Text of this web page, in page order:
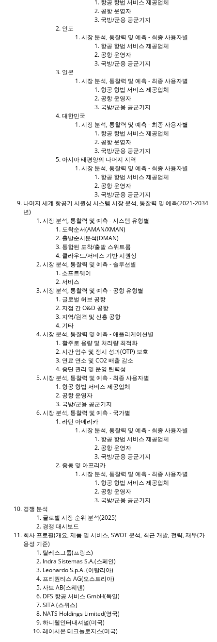
항공 항법 서비스 제공업체
공항 운영자
국방/군용 공군기지
인도
시장 분석, 통찰력 및 예측 - 최종 사용자별
항공 항법 서비스 제공업체
공항 운영자
국방/군용 공군기지
일본
시장 분석, 통찰력 및 예측 - 최종 사용자별
항공 항법 서비스 제공업체
공항 운영자
국방/군용 공군기지
대한민국
시장 분석, 통찰력 및 예측 - 최종 사용자별
항공 항법 서비스 제공업체
공항 운영자
국방/군용 공군기지
아시아 태평양의 나머지 지역
시장 분석, 통찰력 및 예측 - 최종 사용자별
항공 항법 서비스 제공업체
공항 운영자
국방/군용 공군기지
나머지 세계 항공기 시퀀싱 시스템 시장 분석, 통찰력 및 예측(2021-2034
년)
시장 분석, 통찰력 및 예측 - 시스템 유형별
도착순서(AMAN/XMAN)
출발순서분석(DMAN)
통합된 도착/출발 스위트룸
클라우드/서비스 기반 시퀀싱
시장 분석, 통찰력 및 예측 - 솔루션별
소프트웨어
서비스
시장 분석, 통찰력 및 예측 - 공항 유형별
글로벌 허브 공항
지점 간 O&D 공항
지역/원격 및 신흥 공항
기타
시장 분석, 통찰력 및 예측 - 애플리케이션별
활주로 용량 및 처리량 최적화
시간 엄수 및 정시 성과(OTP) 보호
연료 연소 및 CO2 배출 감소
중단 관리 및 운영 탄력성
시장 분석, 통찰력 및 예측 - 최종 사용자별
항공 항법 서비스 제공업체
공항 운영자
국방/군용 공군기지
시장 분석, 통찰력 및 예측 - 국가별
라틴 아메리카
시장 분석, 통찰력 및 예측 - 최종 사용자별
항공 항법 서비스 제공업체
공항 운영자
국방/군용 공군기지
중동 및 아프리카
시장 분석, 통찰력 및 예측 - 최종 사용자별
항공 항법 서비스 제공업체
공항 운영자
국방/군용 공군기지
경쟁 분석
글로벌 시장 순위 분석(2025)
경쟁 대시보드
회사 프로필(개요, 제품 및 서비스, SWOT 분석, 최근 개발, 전략, 재무(가
용성 기준)
탈레스그룹(프랑스)
Indra Sistemas S.A.(스페인)
Leonardo S.p.A. (이탈리아)
프리퀀티스 AG(오스트리아)
사브 AB(스웨덴)
DFS 항공 서비스 GmbH(독일)
SITA (스위스)
NATS Holdings Limited(영국)
하니웰인터내셔널(미국)
레이시온 테크놀로지스(미국)